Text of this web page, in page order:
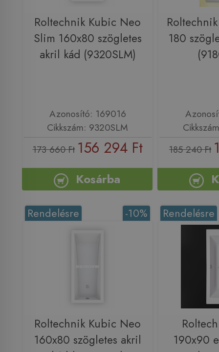
Roltechnik Kubic Neo
Slim 160x80 szögletes
akril kád (9320SLM)
Azonosító: 169016
Cikkszám: 9320SLM
173 660 Ft 156 294 Ft
Kosárba
180
185 240 Ft
-10%
Rendelésre
Roltechnik Kubic Neo
160x80 szögletes akril
Rendelésre
190x90